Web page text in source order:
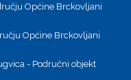
Općine Brckovljani
Općine Brckovljani
- Područni objekt